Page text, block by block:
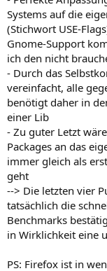
Systems auf die
(Stichwort USE-
Gnome-Support
ich den nicht
- Durch das
vereinfacht, alle
benötigt daher in
einer Lib
- Zu guter Letzt
Packages an das
immer gleich als
geht
--> Die letzten vier
tatsächlich die
Benchmarks
in Wirklichkeit eine
PS: Firefox ist in